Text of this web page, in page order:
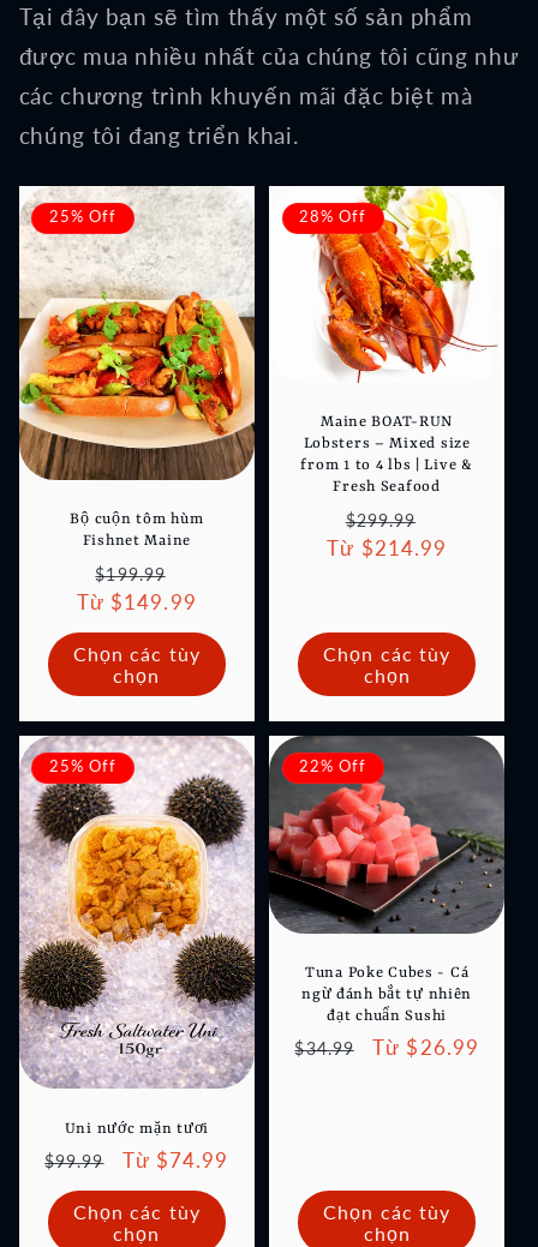
Tại đây bạn sẽ tìm thấy một số sản phẩm
được mua nhiều nhất của chúng tôi cũng như
các chương trình khuyến mãi đặc biệt mà
chúng tôi đang triển khai.
25% Off
Bộ cuộn tôm hùm
Fishnet Maine
Giá
thông
thường
$199.99
ưu
đãi
Từ $149.99
Chọn các tùy
chọn
28% Off
Maine BOAT-RUN
Lobsters – Mixed size
from 1 to 4 lbs | Live &
Fresh Seafood
Giá
thông
$299.99
ưu
Từ $214.99
Chọn các tùy
chọn
25% Off
Uni nước mặn tươi
Giá
thông
thường
$99.99
Giá
ưu
đãi
Từ $74.99
Chọn các tùy
chọn
22% Off
Tuna Poke Cubes - Cá
ngừ đánh bắt tự nhiên
đạt chuẩn Sushi
Giá
$34.99
Giá
Từ $26.99
Chọn các tùy
chọn